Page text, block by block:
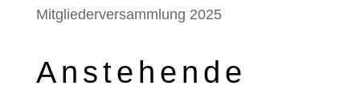
Mitgliederversammlung 2025
Anstehende